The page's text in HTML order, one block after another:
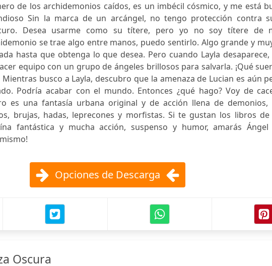
de los archidemonios caídos, es un imbécil cósmico, y me está
Sin la marca de un arcángel, no tengo protección contra
Desea usarme como su títere, pero yo no soy títere de
se trae algo entre manos, puedo sentirlo. Algo grande y
hasta que obtenga lo que desea. Pero cuando Layla
equipo con un grupo de ángeles brillosos para salvarla. ¡Qué
busco a Layla, descubro que la amenaza de Lucian es aún
Podría acabar con el mundo. Entonces ¿qué hago? Voy de
es una fantasía urbana original y de acción llena de demonios,
brujas, hadas, leprecones y morfistas. Si te gustan los libros de
fantástica y mucha acción, suspenso y humor, amarás Ángel
Opciones de Descarga
Oscura